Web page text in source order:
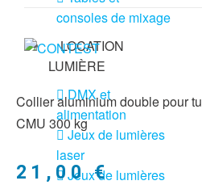
consoles de mixage
LOCATION
LUMIÈRE
DMX et
alimentation
Jeux de lumières
laser
Jeux de lumières
Collier aluminium double pour
CMU 300 kg
21,00€